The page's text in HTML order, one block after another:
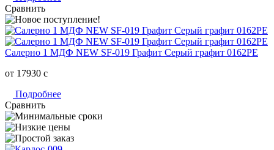
Сравнить
Салерно 1 МДФ NEW SF-019 Графит Серый графит 0162РЕ
от 17930 c
Подробнее
Сравнить